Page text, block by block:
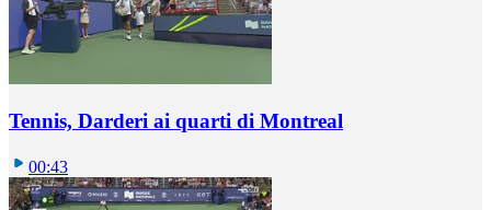
Tennis, Darderi ai quarti di Montreal
00:43